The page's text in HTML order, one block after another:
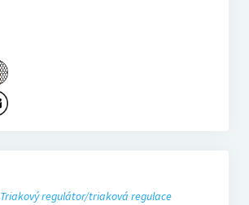
Triakový regulátor/triaková regulace